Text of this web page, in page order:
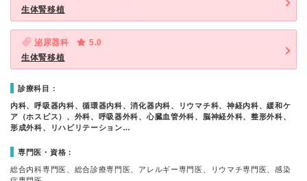
生体腎移植
泌尿器科
5.0
生体腎移植
診療科目：
内科、呼吸器内科、循環器内科、消化器内科、リウマチ科、神経内科、緩和ケ
ア（ホスピス）、外科、呼吸器外科、心臓血管外科、脳神経外科、整形外科、
形成外科、リハビリテーション…
専門医・資格：
総合内科専門医、総合診療専門医、アレルギー専門医、リウマチ専門医、感染